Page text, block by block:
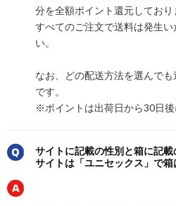
分を全額ポイント還元しており
すべてのご注文で送料は発生
い。
なお、どの配送方法を選んで
です。
※ポイントは出荷日から30日後
サイトに記載の性別と箱に記
サイトは「ユニセックス」で箱